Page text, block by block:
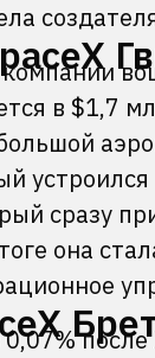
в $1,7
сразу
она